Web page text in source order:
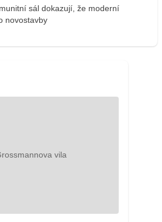
sál dokazují, že moderní
novostavby